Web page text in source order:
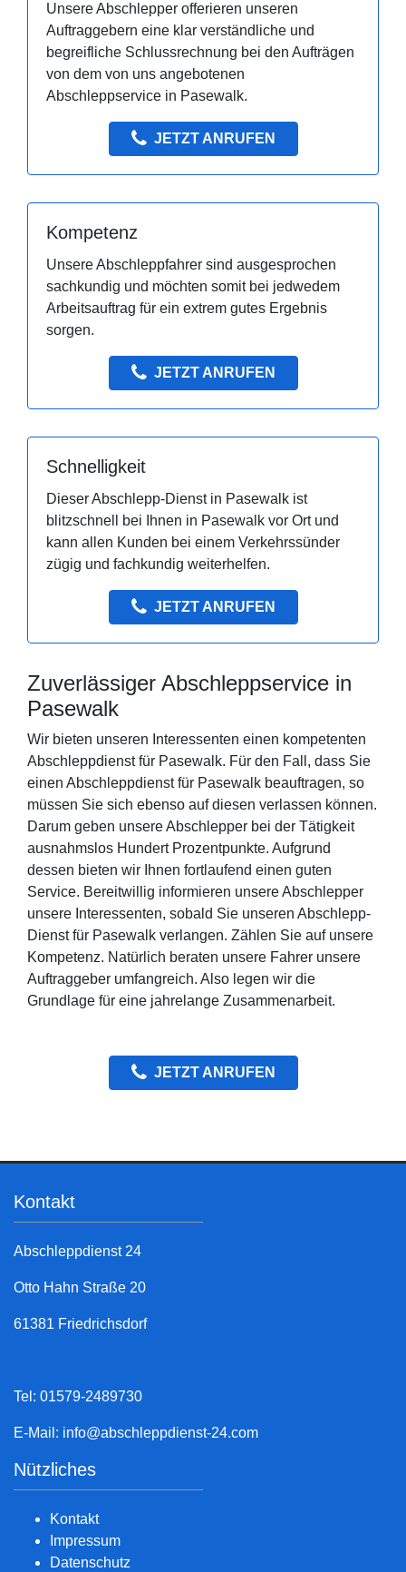
Unsere Abschlepper offerieren unseren
Auftraggebern eine klar verständliche und
begreifliche Schlussrechnung bei den Aufträgen
von dem von uns angebotenen
Abschleppservice in Pasewalk.
JETZT ANRUFEN
Kompetenz
Unsere Abschleppfahrer sind ausgesprochen
sachkundig und möchten somit bei jedwedem
Arbeitsauftrag für ein extrem gutes Ergebnis
sorgen.
JETZT ANRUFEN
Schnelligkeit
Dieser Abschlepp-Dienst in Pasewalk ist
blitzschnell bei Ihnen in Pasewalk vor Ort und
kann allen Kunden bei einem Verkehrssünder
zügig und fachkundig weiterhelfen.
JETZT ANRUFEN
Zuverlässiger Abschleppservice in
Pasewalk
Wir bieten unseren Interessenten einen kompetenten
Abschleppdienst für Pasewalk. Für den Fall, dass Sie
einen Abschleppdienst für Pasewalk beauftragen, so
müssen Sie sich ebenso auf diesen verlassen können.
Darum geben unsere Abschlepper bei der Tätigkeit
ausnahmslos Hundert Prozentpunkte. Aufgrund
dessen bieten wir Ihnen fortlaufend einen guten
Service. Bereitwillig informieren unsere Abschlepper
unsere Interessenten, sobald Sie unseren Abschlepp-
Dienst für Pasewalk verlangen. Zählen Sie auf unsere
Kompetenz. Natürlich beraten unsere Fahrer unsere
Auftraggeber umfangreich. Also legen wir die
Grundlage für eine jahrelange Zusammenarbeit.
JETZT ANRUFEN
Kontakt
Abschleppdienst 24
Otto Hahn Straße 20
61381 Friedrichsdorf
Tel: 01579-2489730
E-Mail: info@abschleppdienst-24.com
Nützliches
Kontakt
Impressum
Datenschutz